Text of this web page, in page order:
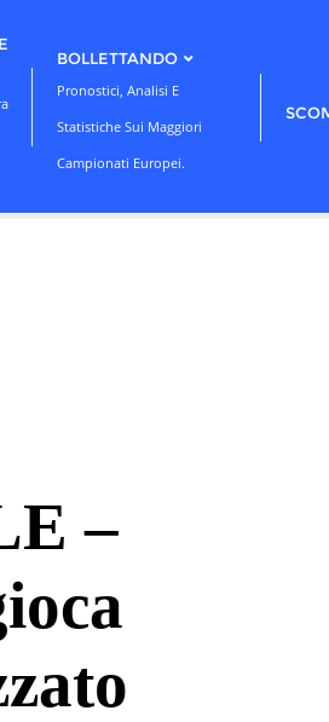
BOLLETTANDO
Pronostici, Analisi E
Statistiche Sui Maggiori
Campionati Europei.
–